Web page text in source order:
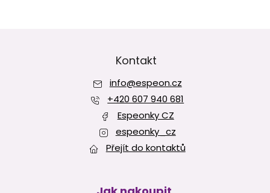
ý
p
i
s
u
Kontakt
info@espeon.cz
+420 607 940 681
Espeonky CZ
espeonky_cz
Přejít do kontaktů